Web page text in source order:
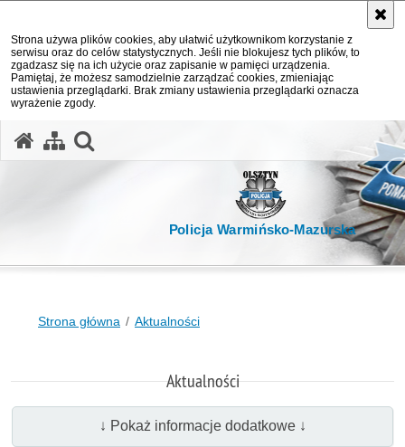
Strona używa plików cookies, aby ułatwić użytkownikom korzystanie z
serwisu oraz do celów statystycznych. Jeśli nie blokujesz tych plików, to
zgadzasz się na ich użycie oraz zapisanie w pamięci urządzenia.
Pamiętaj, że możesz samodzielnie zarządzać cookies, zmieniając
ustawienia przeglądarki. Brak zmiany ustawienia przeglądarki oznacza
wyrażenie zgody.
Policja Warmińsko-Mazurska
Strona główna Aktualności
Aktualności
↓ Pokaż informacje dodatkowe ↓